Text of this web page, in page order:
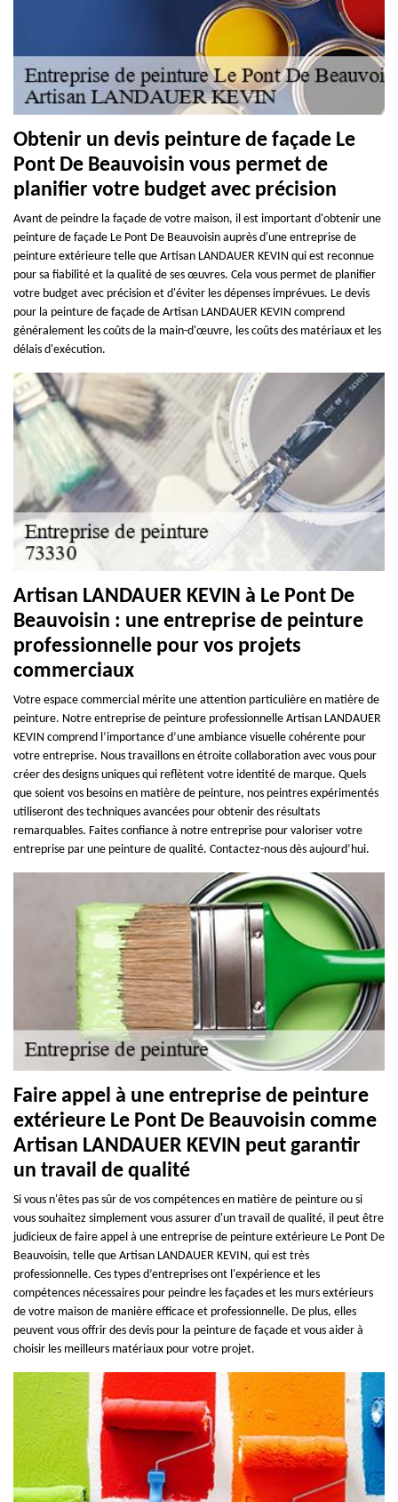
Obtenir un devis peinture de façade Le
Pont De Beauvoisin vous permet de
planifier votre budget avec précision
Avant de peindre la façade de votre maison, il est important d'obtenir une
peinture de façade Le Pont De Beauvoisin auprès d'une entreprise de
peinture extérieure telle que Artisan LANDAUER KEVIN qui est reconnue
pour sa fiabilité et la qualité de ses œuvres. Cela vous permet de planifier
votre budget avec précision et d'éviter les dépenses imprévues. Le devis
pour la peinture de façade de Artisan LANDAUER KEVIN comprend
généralement les coûts de la main-d'œuvre, les coûts des matériaux et les
délais d'exécution.
Artisan LANDAUER KEVIN à Le Pont De
Beauvoisin : une entreprise de peinture
professionnelle pour vos projets
commerciaux
Votre espace commercial mérite une attention particulière en matière de
peinture. Notre entreprise de peinture professionnelle Artisan LANDAUER
KEVIN comprend l’importance d’une ambiance visuelle cohérente pour
votre entreprise. Nous travaillons en étroite collaboration avec vous pour
créer des designs uniques qui reflètent votre identité de marque. Quels
que soient vos besoins en matière de peinture, nos peintres expérimentés
utiliseront des techniques avancées pour obtenir des résultats
remarquables. Faites confiance à notre entreprise pour valoriser votre
entreprise par une peinture de qualité. Contactez-nous dès aujourd’hui.
Faire appel à une entreprise de peinture
extérieure Le Pont De Beauvoisin comme
Artisan LANDAUER KEVIN peut garantir
un travail de qualité
Si vous n'êtes pas sûr de vos compétences en matière de peinture ou si
vous souhaitez simplement vous assurer d'un travail de qualité, il peut être
judicieux de faire appel à une entreprise de peinture extérieure Le Pont De
Beauvoisin, telle que Artisan LANDAUER KEVIN, qui est très
professionnelle. Ces types d’entreprises ont l'expérience et les
compétences nécessaires pour peindre les façades et les murs extérieurs
de votre maison de manière efficace et professionnelle. De plus, elles
peuvent vous offrir des devis pour la peinture de façade et vous aider à
choisir les meilleurs matériaux pour votre projet.